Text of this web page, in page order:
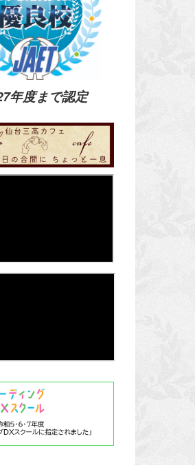
年度まで認定